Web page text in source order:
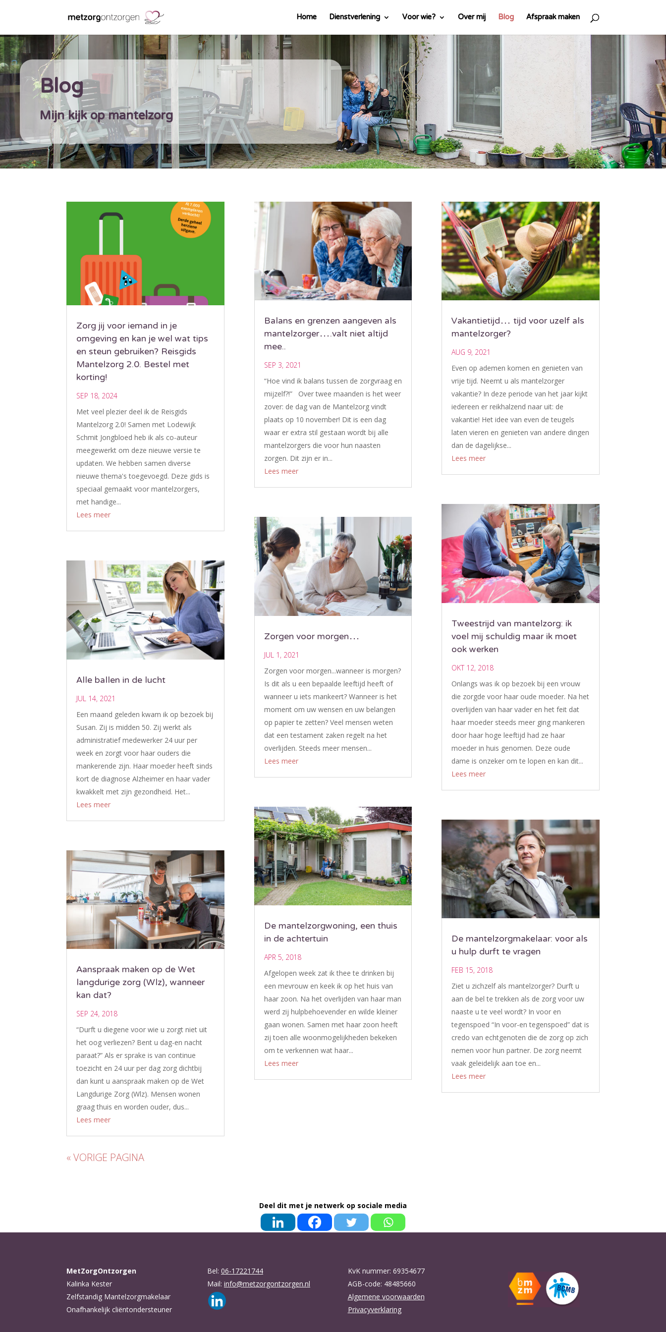
Home Dienstverlening Voor wie? Over mij Blog Afspraak maken
Blog
Mijn kijk op mantelzorg
Zorg jij voor iemand in je
omgeving en kan je wel wat tips
en steun gebruiken? Reisgids
Mantelzorg 2.0. Bestel met
korting!
SEP 18, 2024
Met veel plezier deel ik de Reisgids
Mantelzorg 2.0! Samen met Lodewijk
Schmit Jongbloed heb ik als co-auteur
meegewerkt om deze nieuwe versie te
updaten. We hebben samen diverse
nieuwe thema's toegevoegd. Deze gids is
speciaal gemaakt voor mantelzorgers,
met handige...
Lees meer
Alle ballen in de lucht
JUL 14, 2021
Een maand geleden kwam ik op bezoek bij
Susan. Zij is midden 50. Zij werkt als
administratief medewerker 24 uur per
week en zorgt voor haar ouders die
mankerende zijn. Haar moeder heeft sinds
kort de diagnose Alzheimer en haar vader
kwakkelt met zijn gezondheid. Het...
Lees meer
Aanspraak maken op de Wet
langdurige zorg (Wlz), wanneer
kan dat?
SEP 24, 2018
“Durft u diegene voor wie u zorgt niet uit
het oog verliezen? Bent u dag-en nacht
paraat?” Als er sprake is van continue
toezicht en 24 uur per dag zorg dichtbij
dan kunt u aanspraak maken op de Wet
Langdurige Zorg (Wlz). Mensen wonen
graag thuis en worden ouder, dus...
Lees meer
Balans en grenzen aangeven als
mantelzorger….valt niet altijd
mee..
SEP 3, 2021
“Hoe vind ik balans tussen de zorgvraag en
mijzelf?!” Over twee maanden is het weer
zover: de dag van de Mantelzorg vindt
plaats op 10 november! Dit is een dag
waar er extra stil gestaan wordt bij alle
mantelzorgers die voor hun naasten
zorgen. Dit zijn er in...
Lees meer
Zorgen voor morgen…
JUL 1, 2021
Zorgen voor morgen...wanneer is morgen?
Is dit als u een bepaalde leeftijd heeft of
wanneer u iets mankeert? Wanneer is het
moment om uw wensen en uw belangen
op papier te zetten? Veel mensen weten
dat een testament zaken regelt na het
overlijden. Steeds meer mensen...
Lees meer
De mantelzorgwoning, een thuis
in de achtertuin
APR 5, 2018
Afgelopen week zat ik thee te drinken bij
een mevrouw en keek ik op het huis van
haar zoon. Na het overlijden van haar man
werd zij hulpbehoevender en wilde kleiner
gaan wonen. Samen met haar zoon heeft
zij toen alle woonmogelijkheden bekeken
om te verkennen wat haar...
Lees meer
Vakantietijd… tijd voor uzelf als
mantelzorger?
AUG 9, 2021
Even op ademen komen en genieten van
vrije tijd. Neemt u als mantelzorger
vakantie? In deze periode van het jaar kijkt
iedereen er reikhalzend naar uit: de
vakantie! Het idee van even de teugels
laten vieren en genieten van andere dingen
dan de dagelijkse...
Lees meer
Tweestrijd van mantelzorg: ik
voel mij schuldig maar ik moet
ook werken
OKT 12, 2018
Onlangs was ik op bezoek bij een vrouw
die zorgde voor haar oude moeder. Na het
overlijden van haar vader en het feit dat
haar moeder steeds meer ging mankeren
door haar hoge leeftijd had ze haar
moeder in huis genomen. Deze oude
dame is onzeker om te lopen en kan dit...
Lees meer
De mantelzorgmakelaar: voor als
u hulp durft te vragen
FEB 15, 2018
Ziet u zichzelf als mantelzorger? Durft u
aan de bel te trekken als de zorg voor uw
naaste u te veel wordt? In voor en
tegenspoed “In voor-en tegenspoed” dat is
credo van echtgenoten die de zorg op zich
nemen voor hun partner. De zorg neemt
vaak geleidelijk aan toe en...
Lees meer
« VORIGE PAGINA
Deel dit met je netwerk op sociale media
MetZorgOntzorgen
Kalinka Kester
Zelfstandig Mantelzorgmakelaar
Onafhankelijk cliëntondersteuner
Bel: 06-17221744
Mail: info@metzorgontzorgen.nl
KvK nummer: 69354677
AGB-code: 48485660
Algemene voorwaarden
Privacyverklaring